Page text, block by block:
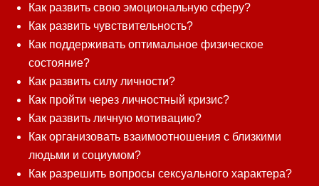
Как развить свою эмоциональную сферу?
Как развить чувствительность?
Как поддерживать оптимальное физическое
состояние?
Как развить силу личности?
Как пройти через личностный кризис?
Как развить личную мотивацию?
Как организовать взаимоотношения с близкими
людьми и социумом?
Как разрешить вопросы сексуального характера?